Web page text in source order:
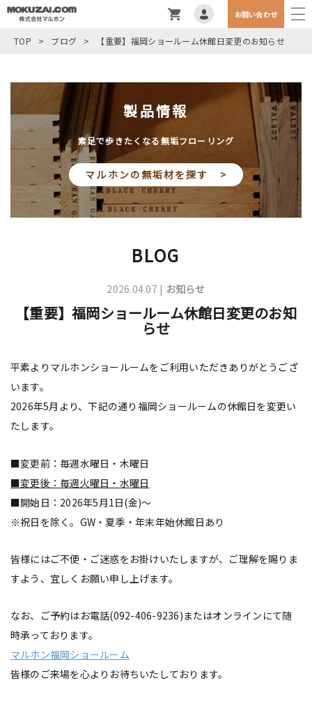
お問い合わせ
TOP > ブログ > 【重要】福岡ショールーム休館日変更のお知らせ
製品情報
素足で歩きたくなる無垢フローリング
マルホンの無垢材を探す >
BLOG
2026.04.07 | お知らせ
【重要】福岡ショールーム休館日変更のお知
らせ
平素よりマルホンショールームをご利用いただきありがとうござ
います。
2026年5月より、下記の通り福岡ショールームの休館日を変更い
たします。
■変更前：毎週水曜日・木曜日
■変更後：毎週火曜日・水曜日
■開始日：2026年5月1日(金)～
※祝日を除く。GW・夏季・年末年始休館日あり
皆様にはご不便・ご迷惑をお掛けいたしますが、ご理解を賜りま
すよう、宜しくお願い申し上げます。
なお、ご予約はお電話(092-406-9236)またはオンラインにて随
時承っております。
マルホン福岡ショールーム
皆様のご来場を心よりお待ちいたしております。